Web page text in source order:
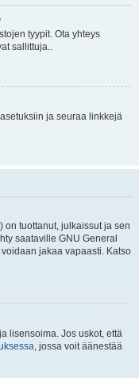
tyypit. Ota yhteys
sallittuja..
ja seuraa linkkejä
on tuottanut, julkaissut ja sen
saataville GNU General
jakaa vapaasti. Katso
lisensoima. Jos uskot, että
, jossa voit äänestää